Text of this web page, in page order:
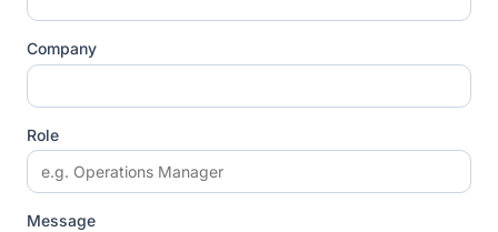
Company
Role
Message